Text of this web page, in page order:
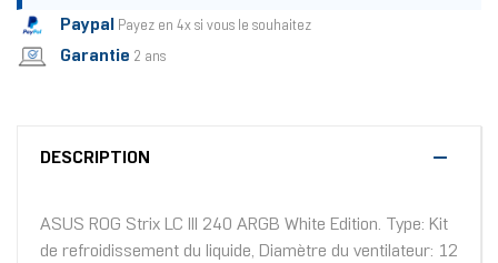
Paypal Payez en 4x si vous le souhaitez
Garantie 2 ans
DESCRIPTION
ASUS ROG Strix LC III 240 ARGB White Edition. Type: Kit
de refroidissement du liquide, Diamètre du ventilateur: 12